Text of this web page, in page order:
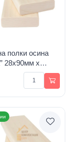
полки осина
28х90мм х